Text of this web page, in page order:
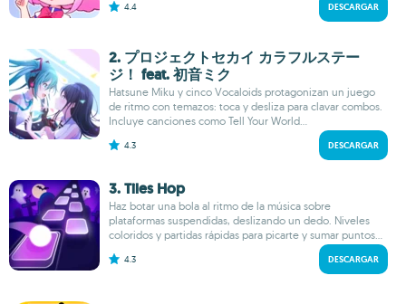
4.4 DESCARGAR
2. プロジェクトセカイ カラフルステー
ジ！ feat. 初音ミク
Hatsune Miku y cinco Vocaloids protagonizan un juego
de ritmo con temazos: toca y desliza para clavar combos.
Incluye canciones como Tell Your World...
4.3 DESCARGAR
3. Tiles Hop
Haz botar una bola al ritmo de la música sobre
plataformas suspendidas, deslizando un dedo. Niveles
coloridos y partidas rápidas para picarte y sumar puntos...
4.3 DESCARGAR